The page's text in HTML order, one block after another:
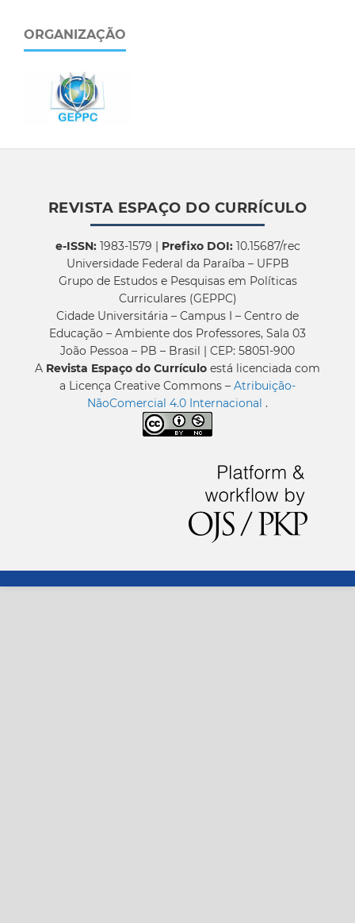
ORGANIZAÇÃO
REVISTA ESPAÇO DO CURRÍCULO
e-ISSN:1983-1579 | Prefixo DOI:10.15687/rec
Universidade Federal da Paraíba – UFPB
Grupo de Estudos e Pesquisas em Políticas
Curriculares (GEPPC)
Cidade Universitária – Campus I – Centro de
Educação – Ambiente dos Professores, Sala 03
João Pessoa – PB – Brasil | CEP: 58051-900
A Revista Espaço do Currículo está licenciada com
a Licença Creative Commons – Atribuição-
NãoComercial 4.0 Internacional .